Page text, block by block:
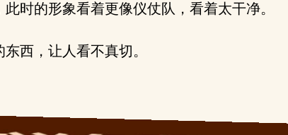
时的形象看着更像仪仗队，看着太干净。
西，让人看不真切。